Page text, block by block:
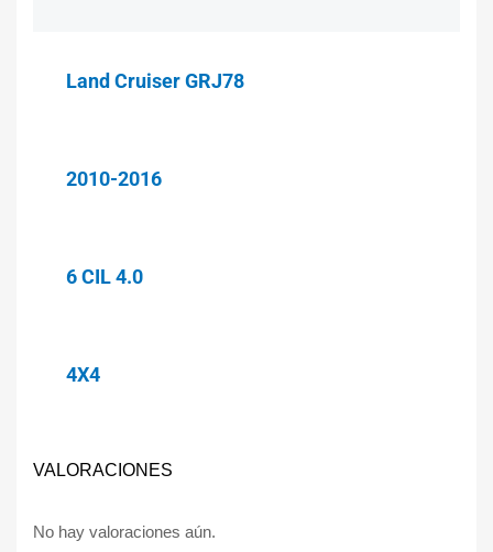
Land Cruiser GRJ78
2010-2016
6 CIL 4.0
4X4
VALORACIONES
No hay valoraciones aún.